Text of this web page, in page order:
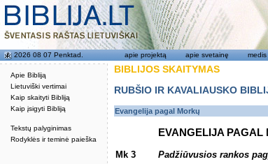
Apie Bibliją
Lietuviški vertimai
Kaip skaityti Bibliją
Kaip įsigyti Bibliją
Tekstų palyginimas
Rodyklės ir teminė paieška
2026 08 07 Penktad. apie projektą apie svetainę medis
BIBLIJOS SKAITYMAS
RUBŠIO IR KAVALIAUSKO
Evangelija pagal Morkų
EVANGELIJA PAGAL
Mk 3 Padžiūvusios rankos